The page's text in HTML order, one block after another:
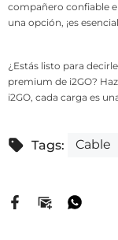
compañero confiable
una opción, ¡es
¿Estás listo para
premium de i2GO?
i2GO, cada carga es
Tags: Cable